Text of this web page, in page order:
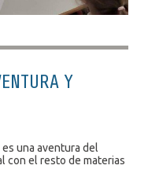
Y
una aventura del
con el resto de materias